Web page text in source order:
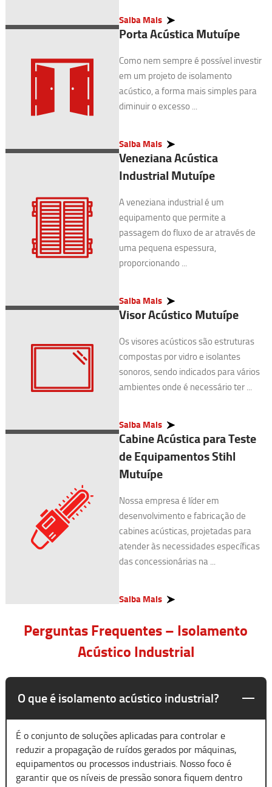
Saiba Mais
Porta Acústica Mutuípe
Como nem sempre é possível investir
em um projeto de isolamento
acústico, a forma mais simples para
diminuir o excesso ...
Saiba Mais
Veneziana Acústica
Industrial Mutuípe
A veneziana industrial é um
equipamento que permite a
passagem do fluxo de ar através de
uma pequena espessura,
proporcionando ...
Saiba Mais
Visor Acústico Mutuípe
Os visores acústicos são estruturas
compostas por vidro e isolantes
sonoros, sendo indicados para vários
ambientes onde é necessário ter ...
Saiba Mais
Cabine Acústica para Teste
de Equipamentos Stihl
Mutuípe
Nossa empresa é líder em
desenvolvimento e fabricação de
cabines acústicas, projetadas para
atender às necessidades específicas
das concessionárias na ...
Saiba Mais
Perguntas Frequentes – Isolamento
Acústico Industrial
O que é isolamento acústico industrial?
É o conjunto de soluções aplicadas para controlar e
reduzir a propagação de ruídos gerados por máquinas,
equipamentos ou processos industriais. Nosso foco é
garantir que os níveis de pressão sonora fiquem dentro